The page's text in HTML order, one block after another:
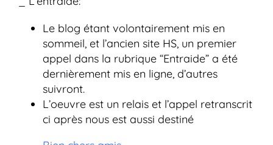
Le blog étant volontairement mis en
sommeil, et l’ancien site HS, un premier
appel dans la rubrique “Entraide” a été
dernièrement mis en ligne, d’autres
suivront.
L’oeuvre est un relais et l’appel retranscrit
ci après nous est aussi destiné